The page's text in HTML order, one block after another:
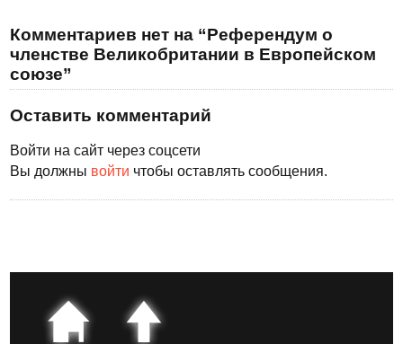
Комментариев нет на “Референдум о
членстве Великобритании в Европейском
союзе”
Оставить комментарий
Войти на сайт через соцсети
Вы должны войти чтобы оставлять сообщения.